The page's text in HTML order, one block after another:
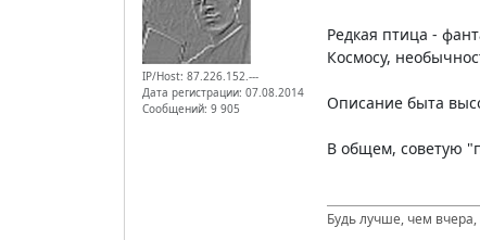
IP/Host: 87.226.152.---
Дата регистрации: 07.08.2014
Сообщений: 9 905
Редкая птица -
Космосу,
Описание быта
В общем, советую
Будь лучше, чем